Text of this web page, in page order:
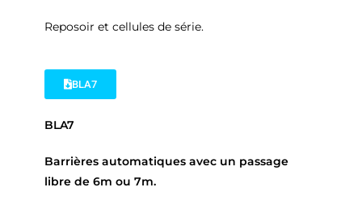
Reposoir et cellules de série.
BLA7
BLA7
Barrières automatiques avec un passage
libre de 6m ou 7m.